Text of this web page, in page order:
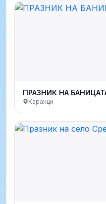
ПРАЗНИК НА
Каранци